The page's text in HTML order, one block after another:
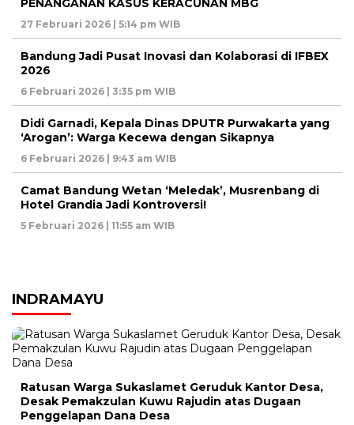
27 Februari 2026 | 5:14 pm WIB
Bandung Jadi Pusat Inovasi dan Kolaborasi di IFBEX
2026
6 Februari 2026 | 3:35 pm WIB
Didi Garnadi, Kepala Dinas DPUTR Purwakarta yang
‘Arogan’: Warga Kecewa dengan Sikapnya
6 Februari 2026 | 9:43 am WIB
Camat Bandung Wetan ‘Meledak’, Musrenbang di
Hotel Grandia Jadi Kontroversi!
5 Februari 2026 | 11:55 am WIB
INDRAMAYU
Ratusan Warga Sukaslamet Geruduk Kantor Desa,
Desak Pemakzulan Kuwu Rajudin atas Dugaan
Penggelapan Dana Desa